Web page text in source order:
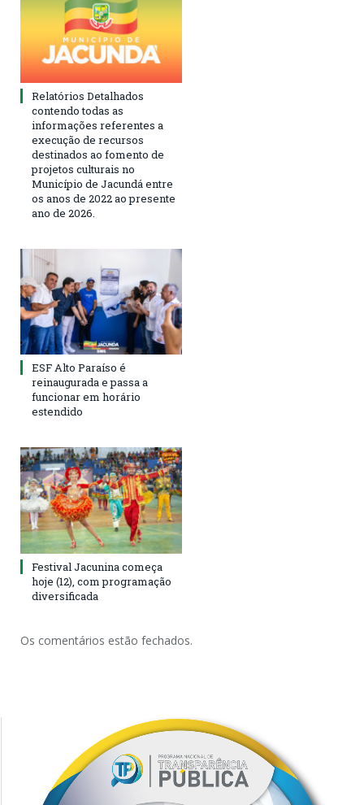
Relatórios Detalhados
contendo todas as
informações referentes a
execução de recursos
destinados ao fomento de
projetos culturais no
Município de Jacundá entre
os anos de 2022 ao presente
ano de 2026.
ESF Alto Paraíso é
reinaugurada e passa a
funcionar em horário
estendido
Festival Jacunina começa
hoje (12), com programação
diversificada
Os comentários estão fechados.